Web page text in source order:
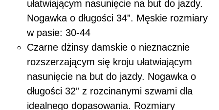
ułatwiającym nasunięcie na but do jazdy.
Nogawka o długości 34”. Męskie rozmiary
w pasie: 30-44
Czarne dżinsy damskie o nieznacznie
rozszerzającym się kroju ułatwiającym
nasunięcie na but do jazdy. Nogawka o
długości 32” z rozcinanymi szwami dla
idealnego dopasowania. Rozmiary